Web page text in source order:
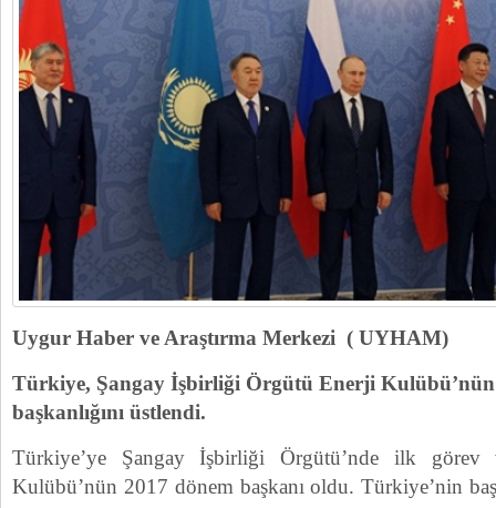
Uygur Haber ve Araştırma Merkezi ( UYHAM)
Türkiye, Şangay İşbirliği Örgütü Enerji Kulübü’nün
başkanlığını üstlendi.
Türkiye’ye Şangay İşbirliği Örgütü’nde ilk
Kulübü’nün 2017 dönem başkanı oldu. Türkiye’nin